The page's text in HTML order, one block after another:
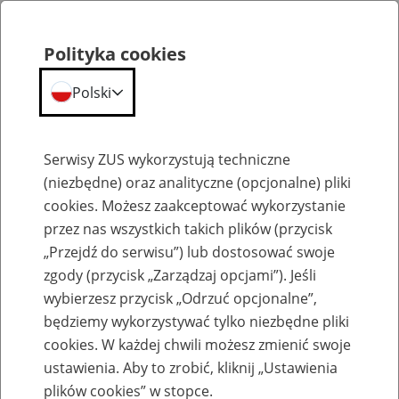
Emerytury
Baza zlikwidowanych lub
przekształconych zakładów pracy
Polityka cookies
Polski
Serwisy ZUS wykorzystują techniczne
(niezbędne) oraz analityczne (opcjonalne) pliki
cookies. Możesz zaakceptować wykorzystanie
przez nas wszystkich takich plików (przycisk
„Przejdź do serwisu”) lub dostosować swoje
zgody (przycisk „Zarządzaj opcjami”). Jeśli
wybierzesz przycisk „Odrzuć opcjonalne”,
będziemy wykorzystywać tylko niezbędne pliki
cookies. W każdej chwili możesz zmienić swoje
ustawienia. Aby to zrobić, kliknij „Ustawienia
plików cookies” w stopce.